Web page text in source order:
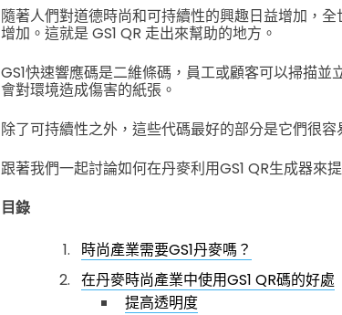
隨著人們對道德時尚和可持續性的興趣日益增加，
增加。這就是 GS1 QR 走出來幫助的地方。
GS1快速響應碼是二維條碼，員工或顧客可以掃描
會對環境造成傷害的紙張。
除了可持續性之外，這些代碼最好的部分是它們很容
跟著我們一起討論如何在丹麥利用GS1 QR生成器來
目錄
時尚產業需要GS1丹麥嗎？
在丹麥時尚產業中使用GS1 QR碼的好處
提高透明度